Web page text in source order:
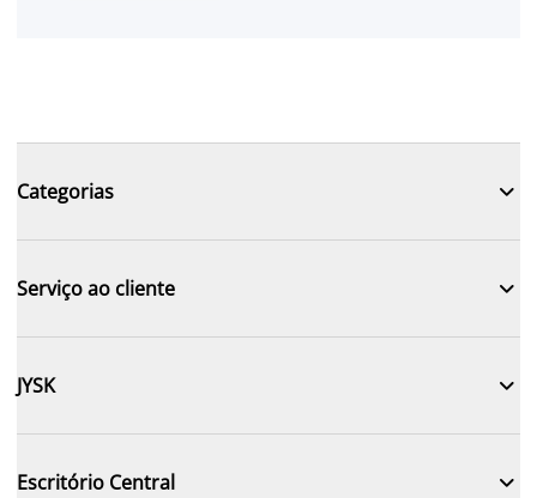
Categorias 
Serviço ao cliente 
JYSK 
Escritório Central 